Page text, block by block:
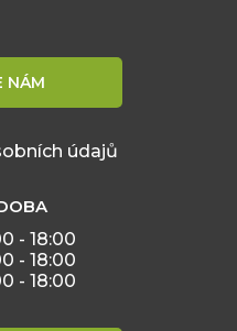
NÁM
údajů
- 18:00
- 18:00
- 18:00